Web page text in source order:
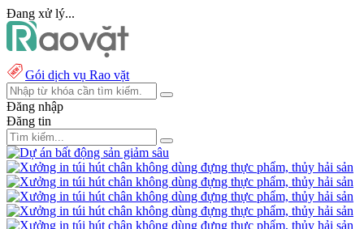
Đang xử lý...
Gói dịch vụ Rao vặt
Đăng nhập
Đăng tin